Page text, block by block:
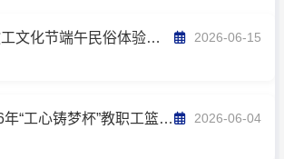
校工会开展教工文化节端午民俗体验活动 2026-06-15
学校开展2026年“工心铸梦杯”教职工篮球比赛 2026-06-04